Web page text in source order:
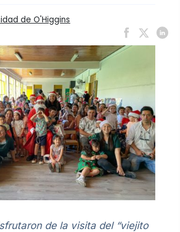
de O'Higgins
de la visita del “viejito